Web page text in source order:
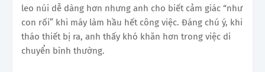
leo núi dễ dàng hơn nhưng anh cho biết cảm giác “như
con rối” khi máy làm hầu hết công việc. Đáng chú ý, khi
tháo thiết bị ra, anh thấy khó khăn hơn trong việc di
chuyển bình thường.